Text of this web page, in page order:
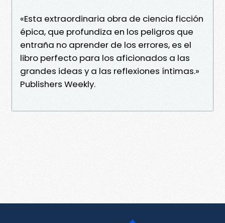
«Esta extraordinaria obra de ciencia ficción
épica, que profundiza en los peligros que
entraña no aprender de los errores, es el
libro perfecto para los aficionados a las
grandes ideas y a las reflexiones íntimas.»
Publishers Weekly.